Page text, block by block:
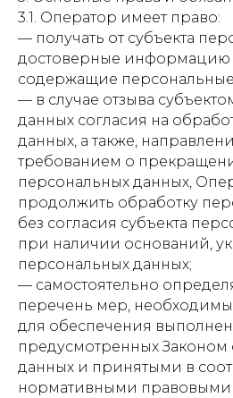
3.1. Оператор имеет право:
— получать от субъекта
достоверные информацию
содержащие
— в случае отзыва
данных согласия на
данных, а также,
требованием о
персональных данных,
продолжить обработку
без согласия субъекта
при наличии оснований,
персональных данных;
— самостоятельно
перечень мер,
для обеспечения
предусмотренных Законом
данных и принятыми в
нормативными правовыми